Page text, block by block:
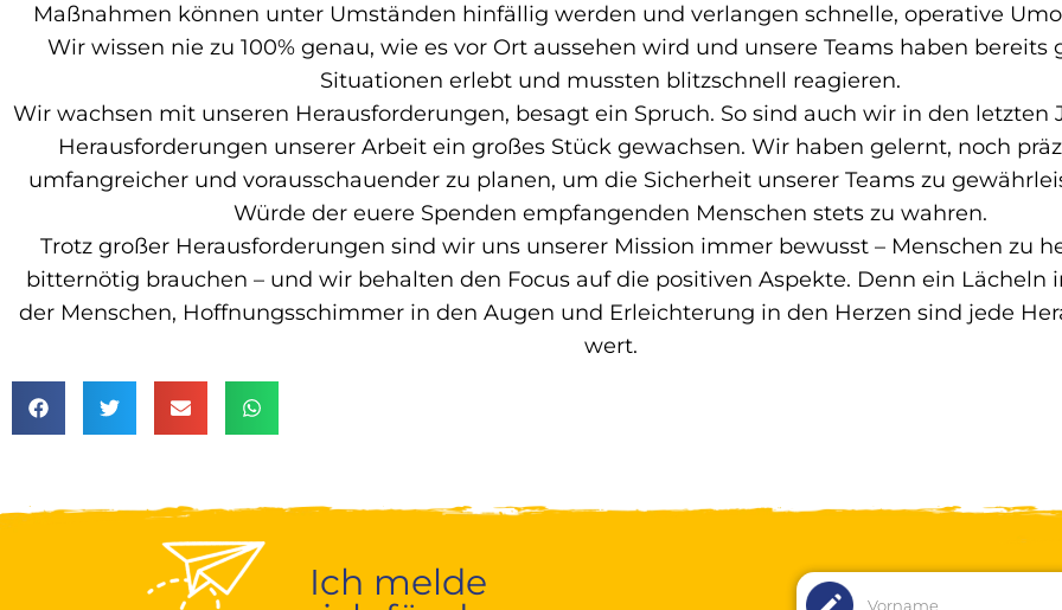
Maßnahmen können unter Umständen hinfällig werden und verlangen schnelle, operative
Wir wissen nie zu 100% genau, wie es vor Ort aussehen wird und unsere Teams haben bereits
Situationen erlebt und mussten blitzschnell reagieren.
Wir wachsen mit unseren Herausforderungen, besagt ein Spruch. So sind auch wir in den letzten
Herausforderungen unserer Arbeit ein großes Stück gewachsen. Wir haben gelernt, noch
umfangreicher und vorausschauender zu planen, um die Sicherheit unserer Teams zu
Würde der euere Spenden empfangenden Menschen stets zu wahren.
Trotz großer Herausforderungen sind wir uns unserer Mission immer bewusst – Menschen zu
bitternötig brauchen – und wir behalten den Focus auf die positiven Aspekte. Denn ein Lächeln
der Menschen, Hoffnungsschimmer in den Augen und Erleichterung in den Herzen sind jede
wert.
Ich melde